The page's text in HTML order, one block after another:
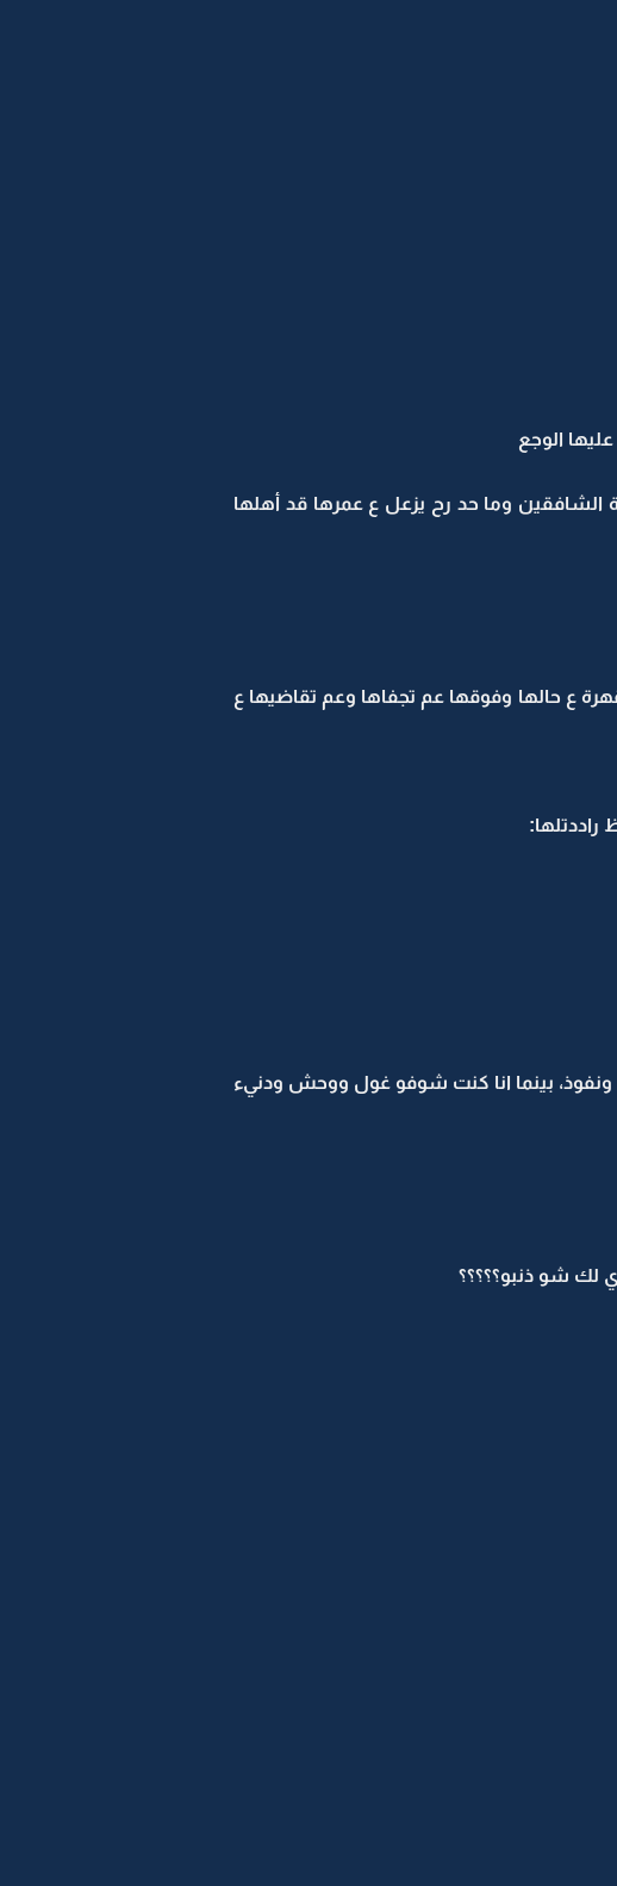
الوجع
الشافقين وما حد رح يزعل ع عمرها قد أهلها
ع حالها وفوقها عم تجفاها وعم تقاضيها ع
بينما انا كنت شوفو غول ووحش ودنيء
شو ذنبو؟؟؟؟؟